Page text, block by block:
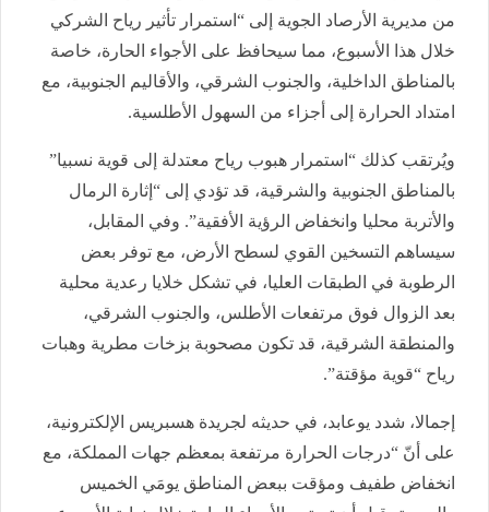
من مديرية الأرصاد الجوية إلى “استمرار تأثير رياح الشركي
خلال هذا الأسبوع، مما سيحافظ على الأجواء الحارة، خاصة
بالمناطق الداخلية، والجنوب الشرقي، والأقاليم الجنوبية، مع
امتداد الحرارة إلى أجزاء من السهول الأطلسية.
ويُرتقب كذلك “استمرار هبوب رياح معتدلة إلى قوية نسبيا”
بالمناطق الجنوبية والشرقية، قد تؤدي إلى “إثارة الرمال
والأتربة محليا وانخفاض الرؤية الأفقية”. وفي المقابل،
سيساهم التسخين القوي لسطح الأرض، مع توفر بعض
الرطوبة في الطبقات العليا، في تشكل خلايا رعدية محلية
بعد الزوال فوق مرتفعات الأطلس، والجنوب الشرقي،
والمنطقة الشرقية، قد تكون مصحوبة بزخات مطرية وهبات
رياح “قوية مؤقتة”.
إجمالا، شدد يوعابد، في حديثه لجريدة هسبريس الإلكترونية،
على أنّ “درجات الحرارة مرتفعة بمعظم جهات المملكة، مع
انخفاض طفيف ومؤقت ببعض المناطق يومَي الخميس